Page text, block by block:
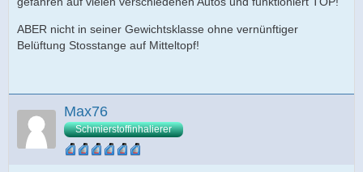
ABER nicht in seiner Gewichtsklasse ohne vernünftiger
Belüftung Stosstange auf Mitteltopf!
Max76
Schmierstoffinhalierer